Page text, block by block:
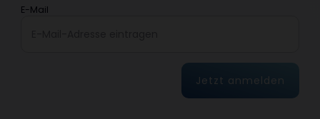
E-Mail
Jetzt anmelden